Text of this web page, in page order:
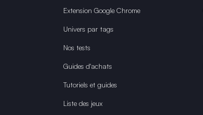
Extension Google Chrome
Univers par tags
Nos tests
Guides d'achats
Tutoriels et guides
Liste des jeux